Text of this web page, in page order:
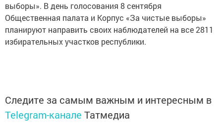
выборы». В день голосования 8 сентября
Общественная палата и Корпус «За чистые выборы»
планируют направить своих наблюдателей на все 2811
избирательных участков республики.
Следите за самым важным и интересным в
Telegram-канале Татмедиа